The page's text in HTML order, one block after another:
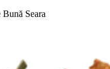
Seara